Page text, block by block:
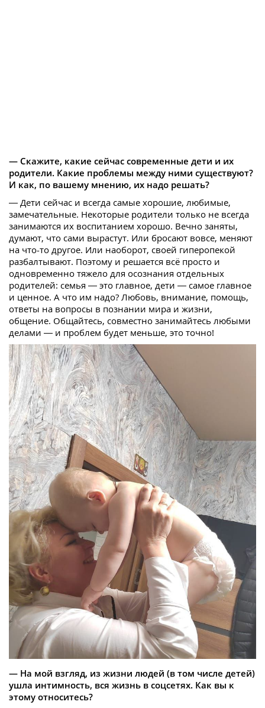
— Скажите, какие сейчас современные дети и их
родители. Какие проблемы между ними существуют?
И как, по вашему мнению, их надо решать?
— Дети сейчас и всегда самые хорошие, любимые,
замечательные. Некоторые родители только не всегда
занимаются их воспитанием хорошо. Вечно заняты,
думают, что сами вырастут. Или бросают вовсе, меняют
на что-то другое. Или наоборот, своей гиперопекой
разбалтывают. Поэтому и решается всё просто и
одновременно тяжело для осознания отдельных
родителей: семья — это главное, дети — самое главное
и ценное. А что им надо? Любовь, внимание, помощь,
ответы на вопросы в познании мира и жизни,
общение. Общайтесь, совместно занимайтесь любыми
делами — и проблем будет меньше, это точно!
— На мой взгляд, из жизни людей (в том числе детей)
ушла интимность, вся жизнь в соцсетях. Как вы к
этому относитесь?